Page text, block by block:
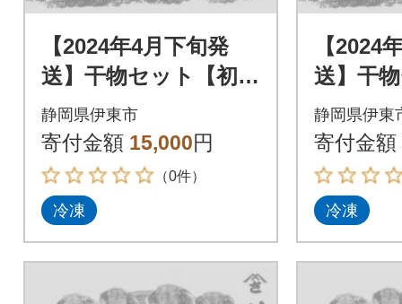
【2024年4月下旬発
送】干物セット【初島
C】特トロあじ・中あ
じ各8枚 伊豆・伊東
の干物詰め合わせ
静岡県伊東市
寄付金額 15,000円
（0件）
冷凍
【2024
送】干
C】特ト
じ各8
の干物
静岡県伊東
寄付金額
冷凍